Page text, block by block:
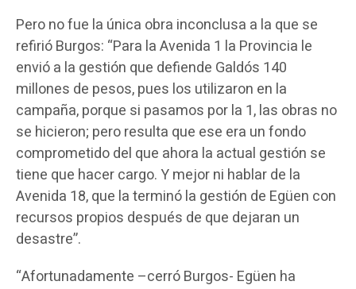
Pero no fue la única obra inconclusa a la que se
refirió Burgos: “Para la Avenida 1 la Provincia le
envió a la gestión que defiende Galdós 140
millones de pesos, pues los utilizaron en la
campaña, porque si pasamos por la 1, las obras no
se hicieron; pero resulta que ese era un fondo
comprometido del que ahora la actual gestión se
tiene que hacer cargo. Y mejor ni hablar de la
Avenida 18, que la terminó la gestión de Egüen con
recursos propios después de que dejaran un
desastre”.
“Afortunadamente –cerró Burgos- Egüen ha